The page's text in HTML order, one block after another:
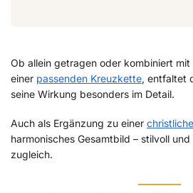
Ob allein getragen oder kombiniert
einer passenden Kreuzkette, entfaltet
seine Wirkung besonders im Detail.
Auch als Ergänzung zu einer
harmonisches Gesamtbild – stilvoll
zugleich.